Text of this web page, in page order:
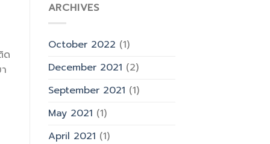
ด
ARCHIVES
October 2022 (1)
December 2021 (2)
September 2021 (1)
May 2021 (1)
April 2021 (1)